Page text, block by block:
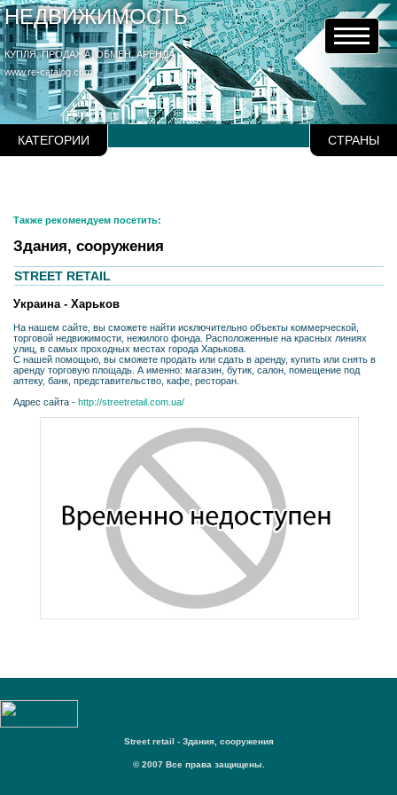
НЕДВИЖИМОСТЬ
КУПЛЯ, ПРОДАЖА, ОБМЕН, АРЕНДА
www.re-catalog.com
КАТЕГОРИИ СТРАНЫ
Также рекомендуем посетить:
Здания, сооружения
STREET RETAIL
Украина - Харьков
На нашем сайте, вы сможете найти исключительно объекты коммерческой,
торговой недвижимости, нежилого фонда. Расположенные на красных линиях
улиц, в самых проходных местах города Харькова.
С нашей помощью, вы сможете продать или сдать в аренду, купить или снять в
аренду торговую площадь. А именно: магазин, бутик, салон, помещение под
аптеку, банк, представительство, кафе, ресторан.
Адрес сайта - http://streetretail.com.ua/
Street retail - Здания, сооружения
© 2007 Все права защищены.